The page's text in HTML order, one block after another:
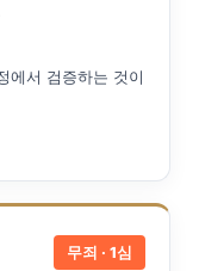
에서 검증하는 것이
무죄 · 1심